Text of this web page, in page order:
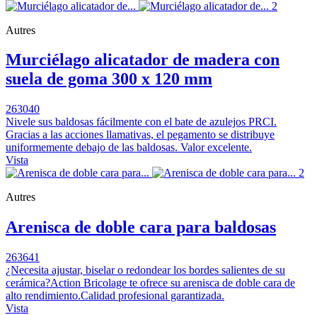
Autres
Murciélago alicatador de madera con
suela de goma 300 x 120 mm
263040
Nivele sus baldosas fácilmente con el bate de azulejos PRCI.
Gracias a las acciones llamativas, el pegamento se distribuye
uniformemente debajo de las baldosas. Valor excelente.
Vista
Autres
Arenisca de doble cara para baldosas
263641
¿Necesita ajustar, biselar o redondear los bordes salientes de su
cerámica?Action Bricolage te ofrece su arenisca de doble cara de
alto rendimiento.Calidad profesional garantizada.
Vista